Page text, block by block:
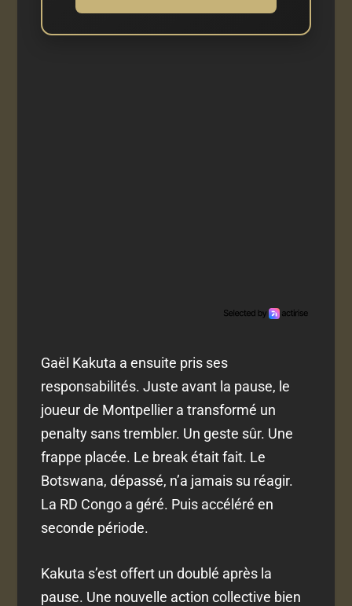
Gaël Kakuta a ensuite pris ses
responsabilités. Juste avant la pause, le
joueur de Montpellier a transformé un
penalty sans trembler. Un geste sûr. Une
frappe placée. Le break était fait. Le
Botswana, dépassé, n’a jamais su réagir.
La RD Congo a géré. Puis accéléré en
seconde période.
Kakuta s’est offert un doublé après la
pause. Une nouvelle action collective bien